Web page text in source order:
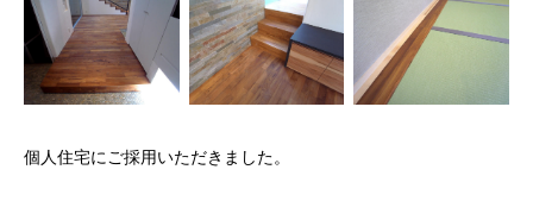
個人住宅にご採用いただきました。